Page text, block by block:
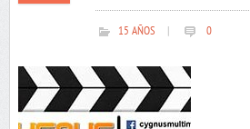
15 AÑOS 0